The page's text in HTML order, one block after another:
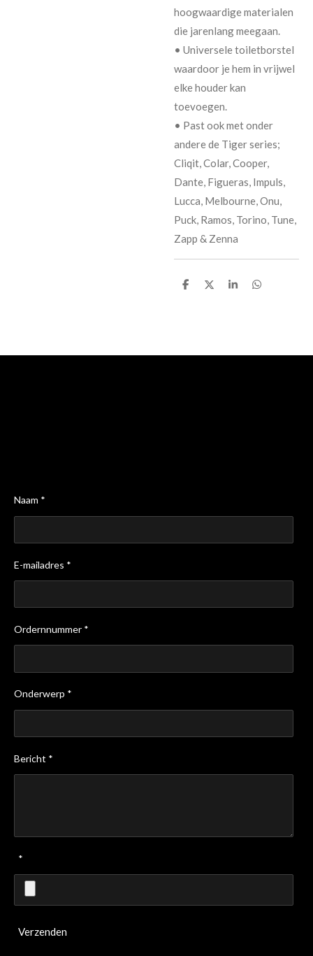
hoogwaardige materialen
die jarenlang meegaan.
• Universele toiletborstel
waardoor je hem in vrijwel
elke houder kan
toevoegen.
• Past ook met onder
andere de Tiger series;
Cliqit, Colar, Cooper,
Dante, Figueras, Impuls,
Lucca, Melbourne, Onu,
Puck, Ramos, Torino, Tune,
Zapp & Zenna
D
D
S
D
Naam *
E-mailadres *
Ordernnummer *
Onderwerp *
Bericht *
*
Verzenden